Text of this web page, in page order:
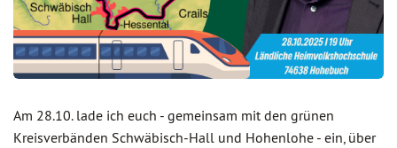
Am 28.10. lade ich euch - gemeinsam mit den grünen
Kreisverbänden Schwäbisch-Hall und Hohenlohe - ein, über